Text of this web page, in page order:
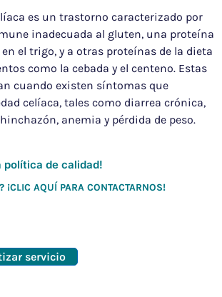
es un trastorno caracterizado por
inadecuada al gluten, una proteína
el trigo, y a otras proteínas de la dieta
como la cebada y el centeno. Estas
cuando existen síntomas que
celíaca, tales como diarrea crónica,
anemia y pérdida de peso.
política de calidad!
¡CLIC AQUÍ PARA CONTACTARNOS!
servicio